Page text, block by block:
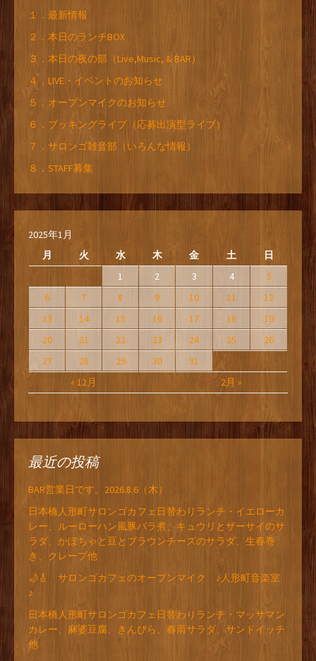
１．最新情報
２．本日のランチBOX
３．本日の夜の部（Live,Music, & BAR）
４．LIVE・イベントのお知らせ
５．オープンマイクのお知らせ
６．ブッキングライブ（応募出演型ライブ）
７．サロンゴ雑音部（いろんな情報）
８．STAFF募集
2025年1月
月
火 水 木 金 土 日
« 12月 2月 »
1 2 3 4
5
6
7 8 9 10 11
12
13
14 15 16 17 18
19
20
21 22 23 24 25
26
27
28 29 30 31
最近の投稿
BAR営業日です。2026.8.6（木）
日本橋人形町サロンゴカフェ日替わりランチ・イエローカ
レー、ルーローハン風豚バラ煮、キュウリとザーサイのサ
ラダ、かぼちゃと豆とブラウンチーズのサラダ、生春巻
き、クレープ他
🌙🎸 サロンゴカフェのオープンマイク ♪人形町音楽室
♪
日本橋人形町サロンゴカフェ日替わりランチ・マッサマン
カレー、麻婆豆腐、きんぴら、春雨サラダ、サンドイッチ
他